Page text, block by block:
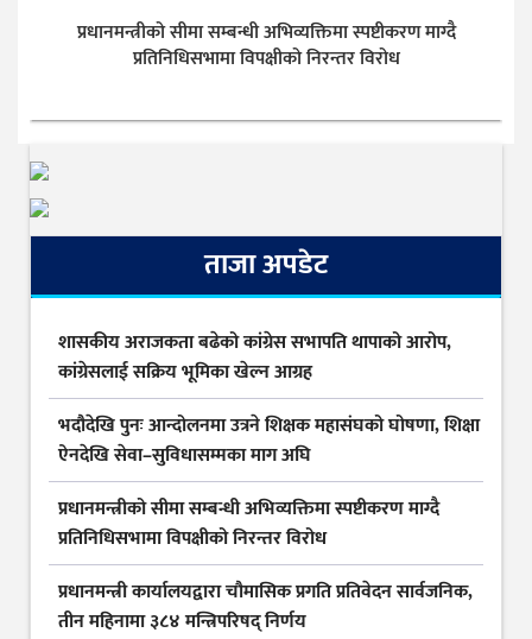
प्रधानमन्त्रीको सीमा सम्बन्धी अभिव्यक्तिमा स्पष्टीकरण माग्दै
प्रतिनिधिसभामा विपक्षीको निरन्तर विरोध
ताजा अपडेट
शासकीय अराजकता बढेको कांग्रेस सभापति थापाको आरोप,
कांग्रेसलाई सक्रिय भूमिका खेल्न आग्रह
भदौदेखि पुनः आन्दोलनमा उत्रने शिक्षक महासंघको घोषणा, शिक्षा
ऐनदेखि सेवा–सुविधासम्मका माग अघि
प्रधानमन्त्रीको सीमा सम्बन्धी अभिव्यक्तिमा स्पष्टीकरण माग्दै
प्रतिनिधिसभामा विपक्षीको निरन्तर विरोध
प्रधानमन्त्री कार्यालयद्वारा चौमासिक प्रगति प्रतिवेदन सार्वजनिक,
तीन महिनामा ३८४ मन्त्रिपरिषद् निर्णय